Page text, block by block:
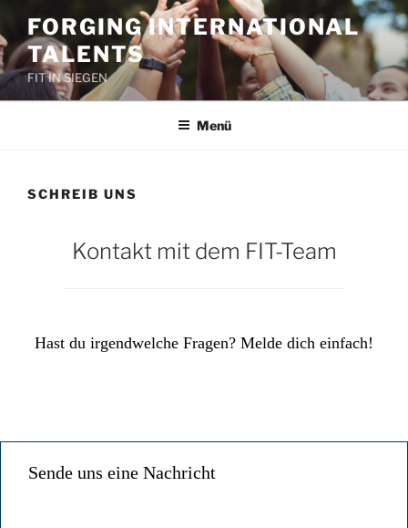
Inhalt
springen
FORGING INTERNATIONAL
TALENTS
FIT IN SIEGEN
Menü
SCHREIB UNS
Kontakt mit dem FIT-Team
Hast du irgendwelche Fragen? Melde dich einfach!
Sende uns eine Nachricht